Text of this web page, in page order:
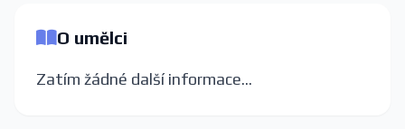
O umělci
Zatím žádné další informace...